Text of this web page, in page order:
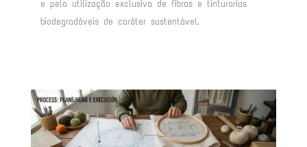
e pela utilização exclusiva de fibras e tinturarias
biodegradáveis de caráter sustentável.